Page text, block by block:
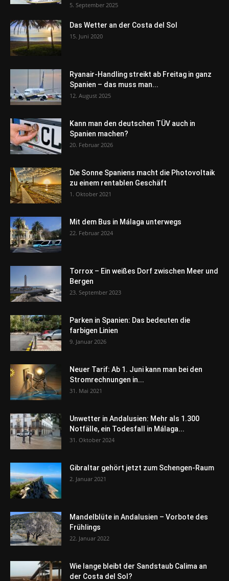
5. September 2025
Das Wetter an der Costa del Sol
15. Juni 2020
Ryanair-Handling streikt ab Freitag in ganz
Spanien – das muss man...
12. August 2025
Kann man den deutschen TÜV auch in
Spanien machen?
20. Februar 2026
Die Sonne Spaniens macht die Photovoltaik
zu einem rentablen Geschäft
1. Oktober 2021
Mit dem Bus in Málaga unterwegs
22. Februar 2024
Torrox – Ein weißes Dorf zwischen Meer und
Bergen
23. September 2023
Parken in Spanien: Das bedeuten die
farbigen Linien
9. Januar 2026
Neuer Tarif: Ab 1. Juni kann man bei den
Stromrechnungen in...
31. Mai 2021
Unwetter in Andalusien: Mehr als 1.300
Notfälle, ein Todesfall in Málaga...
31. Oktober 2024
Gibraltar gehört jetzt zum Schengen-Raum
2. Januar 2021
Mandelblüte in Andalusien – Vorbote des
Frühlings
22. Januar 2022
Wie lange bleibt der Sandstaub Calima an
der Costa del Sol?